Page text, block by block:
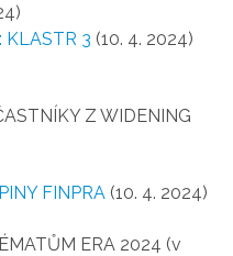
KLASTR 3 (10. 4. 2024)
Z WIDENING
FINPRA (10. 4. 2024)
ERA 2024 (v